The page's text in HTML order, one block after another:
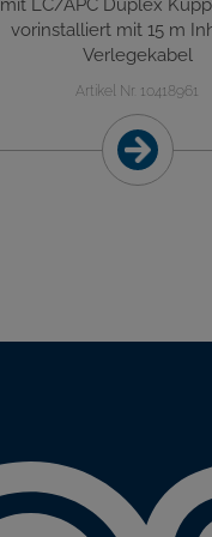
mit LC/APC Duplex
vorinstalliert mit 15 m
Verlegekabel
Artikel Nr. 10418961